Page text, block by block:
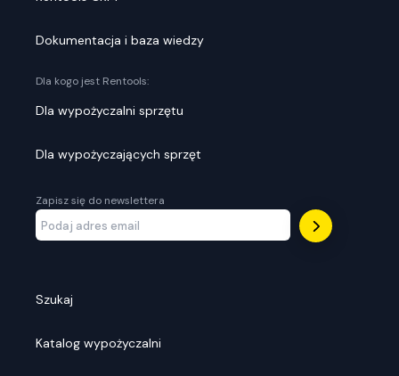
Dokumentacja i baza wiedzy
Dla kogo jest Rentools:
Dla wypożyczalni sprzętu
Dla wypożyczających sprzęt
Zapisz się do newslettera
Szukaj
Katalog wypożyczalni